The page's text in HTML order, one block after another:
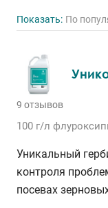
Показать: По
9 отзывов
100 г/л
Уникальный
контроля
посевах